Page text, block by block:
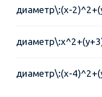
диаметр\:(x-
диаметр\:(x-